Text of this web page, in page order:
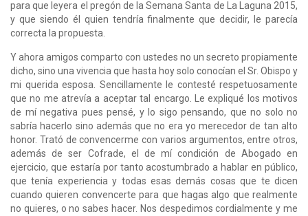
para que leyera el pregón de la Semana Santa de La Laguna 2015,
y que siendo él quien tendría finalmente que decidir, le parecía
correcta la propuesta.
Y ahora amigos comparto con ustedes no un secreto propiamente
dicho, sino una vivencia que hasta hoy solo conocían el Sr. Obispo y
mi querida esposa. Sencillamente le contesté respetuosamente
que no me atrevía a aceptar tal encargo. Le expliqué los motivos
de mí negativa pues pensé, y lo sigo pensando, que no solo no
sabría hacerlo sino además que no era yo merecedor de tan alto
honor. Trató de convencerme con varios argumentos, entre otros,
además de ser Cofrade, el de mí condición de Abogado en
ejercicio, que estaría por tanto acostumbrado a hablar en público,
que tenía experiencia y todas esas demás cosas que te dicen
cuando quieren convencerte para que hagas algo que realmente
no quieres, o no sabes hacer. Nos despedimos cordialmente y me